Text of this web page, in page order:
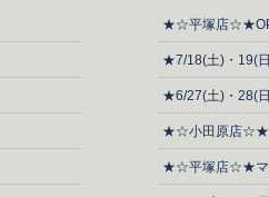
★☆平塚店
★7/18(土)・19(
★6/27(土)・28(
★☆小田原店
★☆平塚店☆★マ